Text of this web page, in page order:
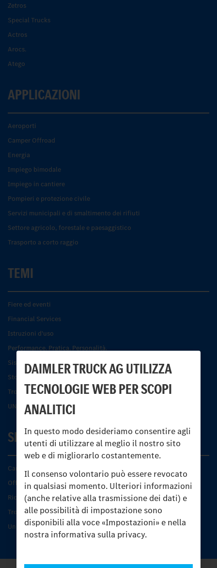
DAIMLER TRUCK AG UTILIZZA
TECNOLOGIE WEB PER SCOPI
ANALITICI
In questo modo desideriamo consentire agli
utenti di utilizzare al meglio il nostro sito
web e di migliorarlo costantemente.
Il consenso volontario può essere revocato
in qualsiasi momento. Ulteriori informazioni
(anche relative alla trasmissione dei dati) e
alle possibilità di impostazione sono
disponibili alla voce «Impostazioni» e nella
nostra informativa sulla privacy.
Zetros
Special Trucks
Actros
Arocs.
Atego
APPLICAZIONI
Aeroporti
Camper Offroad
Energia
Impiego bimodale
Impiego in cantiere
Pompieri e protezione civile
Servizi municipali e di smaltimento dei rifiuti
Settore agricolo, forestale e paesaggistico
Trasporto a corto raggio
TEMI
Fiere ed eventi
Financial Services
Istruzioni d'uso
Performance. Pratica. Personalità.
Sistemi di assistenza alla guida e di sicurezza
Storia dell’Unimog
Trovare un partner
UNI-TOUCH®
SERVIZIO
Caratteristiche di prodotto
Offerta di servizio Unimog
Ricambi originali
Trovare un partner
Unimog Service Days